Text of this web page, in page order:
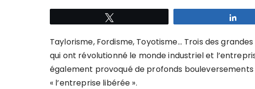
Taylorisme, Fordisme, Toyotisme… Trois des
qui ont révolutionné le monde industriel et
également provoqué de profonds
« l’entreprise libérée ».